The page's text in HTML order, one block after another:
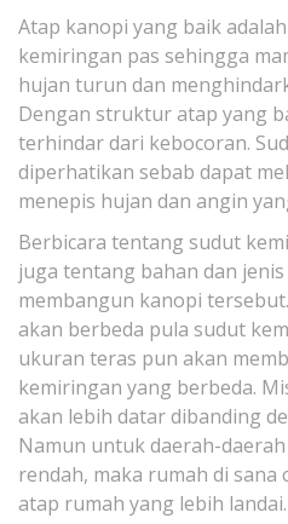
Atap kanopi yang baik
kemiringan pas sehingga
hujan turun dan
Dengan struktur atap yang
terhindar dari kebocoran.
diperhatikan sebab dapat
menepis hujan dan angin
Berbicara tentang sudut
juga tentang bahan dan
membangun kanopi
akan berbeda pula sudut
ukuran teras pun akan
kemiringan yang berbeda.
akan lebih datar dibanding
Namun untuk daerah-
rendah, maka rumah di
atap rumah yang lebih landai.